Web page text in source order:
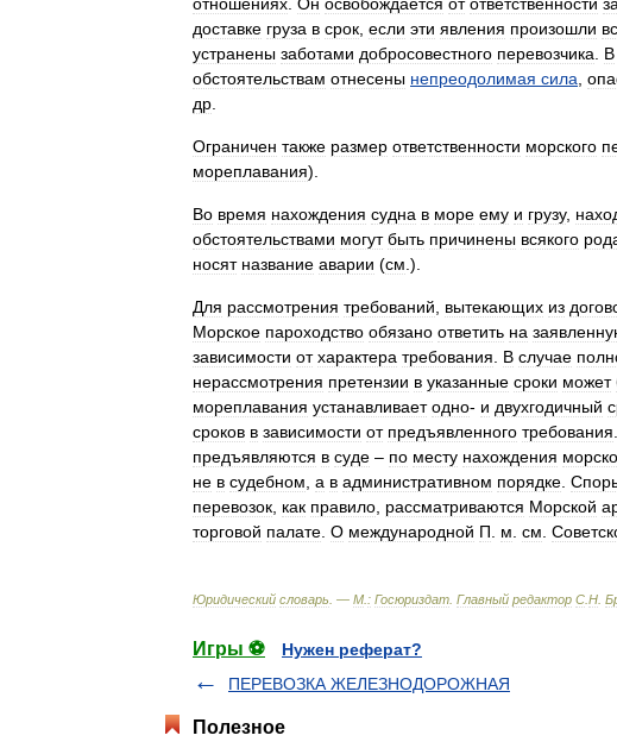
доставке груза в срок если эти явления произошли
устранены заботами добросовестного перевозчика В
обстоятельствам отнесены непреодолимая сила
др
Ограничен также размер ответственности морского
мореплавания).
Во время нахождения судна в море ему и грузу,
обстоятельствами могут быть причинены всякого
носят название аварии (см .).
Для рассмотрения требований вытекающих из
Морское пароходство обязано ответить на
зависимости от характера требования В случае
нерассмотрения претензии в указанные сроки может
мореплавания устанавливает одно- и двухгодичный
сроков в зависимости от предъявленного требования
предъявляются в суде – по месту нахождения
не в судебном а в административном порядке
перевозок как правило рассматриваются Морской
торговой палате О международной П м см
Юридический словарь . — М : Госюриздат Главный редактор С Н
Игры ⚽
Нужен реферат?
ПЕРЕВОЗКА ЖЕЛЕЗНОДОРОЖНАЯ
Полезное